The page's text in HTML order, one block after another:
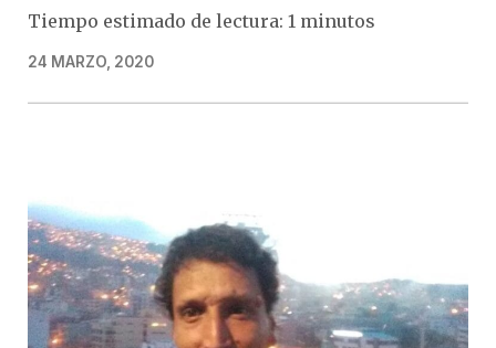
Tiempo estimado de lectura: 1 minutos
24 MARZO, 2020